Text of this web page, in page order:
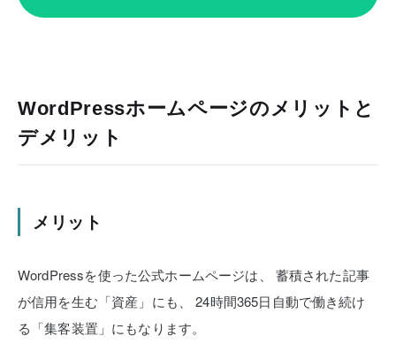
WordPressホームページのメリットと
デメリット
メリット
WordPressを使った公式ホームページは、
蓄積された記事
が信用を生む「資産」にも、
24時間365日自動で働き続け
る「集客装置」にもなります。